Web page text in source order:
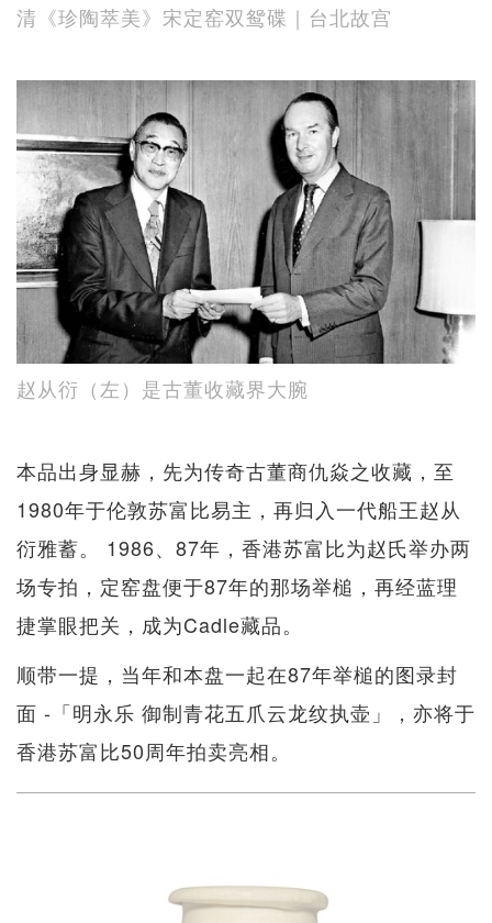
清《珍陶萃美》宋定窑双鸳碟｜台北故宫
赵从衍（左）是古董收藏界大腕
本品出身显赫，先为传奇古董商仇焱之收藏，至
1980年于伦敦苏富比易主，再归入一代船王赵从
衍雅蓄。 1986、87年，香港苏富比为赵氏举办两
场专拍，定窑盘便于87年的那场举槌，再经蓝理
捷掌眼把关，成为Cadle藏品。
顺带一提，当年和本盘一起在87年举槌的图录封
面 -「明永乐 御制青花五爪云龙纹执壶」，亦将于
香港苏富比50周年拍卖亮相。